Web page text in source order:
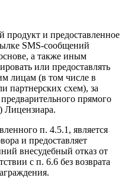
и предоставленное
SMS-сообщений
а также иным
или предоставлять
лицам (в том числе в
партнерских схем), за
прямого
Лицензиара.
п. 4.5.1, является
и предоставляет
внесудебный отказ от
с п. 6.6 без возврата